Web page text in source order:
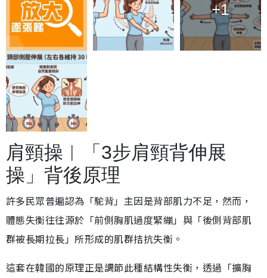
+1
肩頸操︱「3步肩頸背伸展
操」背後原理
許多民眾普遍認為「駝背」主因是背部肌力不足，然而，
體態失衡往往源於「前側胸肌過度緊繃」與「後側背部肌
群被長期拉長」所形成的肌群拮抗失衡。
這套在韓國的原理正是調節此種結構性失衡，透過「擴胸